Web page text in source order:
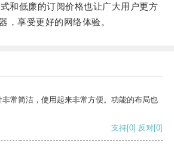
低廉的订阅价格也让广大用户更方
，享受更好的网络体验。
常简洁，使用起来非常方便。功能的布局也
支持[0] 反对[0]